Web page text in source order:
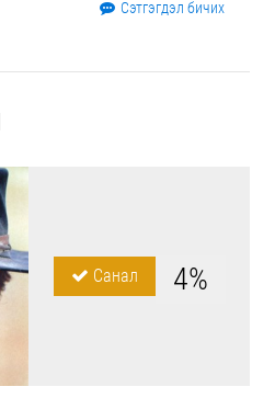
Сэтгэгдэл бичих
Санал 4%